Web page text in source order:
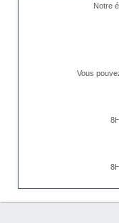
Notre
Vous